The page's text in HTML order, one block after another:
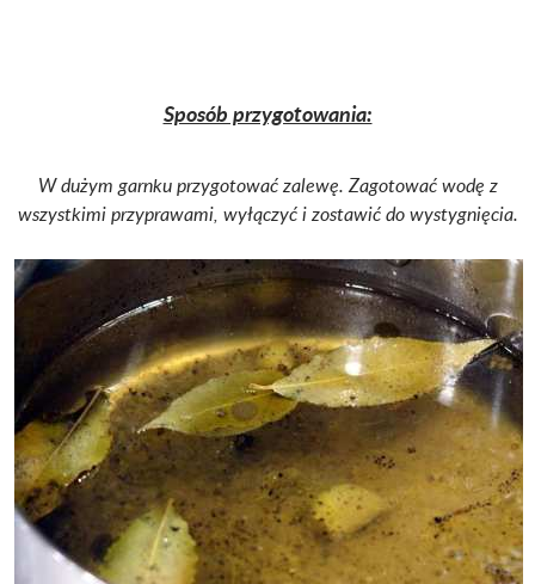
Sposób przygotowania:
W dużym garnku przygotować zalewę. Zagotować wodę z
wszystkimi przyprawami, wyłączyć i zostawić do wystygnięcia.